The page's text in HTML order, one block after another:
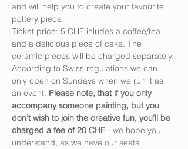
and will help you to create your favourite
pottery piece.
Ticket price: 5 CHF inludes a coffee/tea
and a delicious piece of cake. The
ceramic pieces will be charged separately.
According to Swiss regulations we can
only open on Sundays when we run it as
an event. Please note, that if you only
accompany someone painting, but you
don’t wish to join the creative fun, you’ll be
charged a fee of 20 CHF - we hope you
understand, as we have our seats